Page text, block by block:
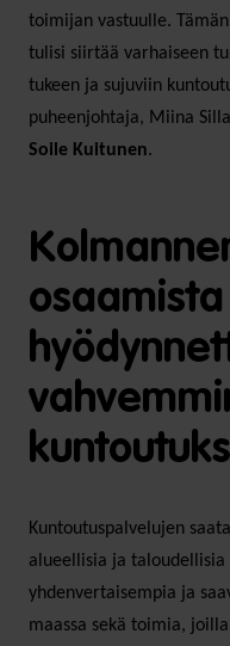
toimijan vastuulle.
tulisi siirtää varhaiseen
tukeen ja sujuviin
puheenjohtaja, Miina
Soile Kuitunen.
osaamista
Kuntoutuspalvelujen
alueellisia ja taloudellisia
yhdenvertaisempia ja
maassa sekä toimia,